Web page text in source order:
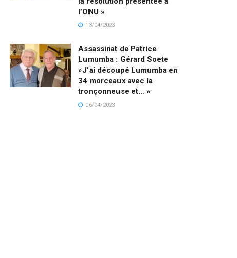
l’ONU »
13/04/2023
Assassinat de Patrice
Lumumba : Gérard Soete
»J’ai découpé Lumumba en
34 morceaux avec la
tronçonneuse et… »
06/04/2023